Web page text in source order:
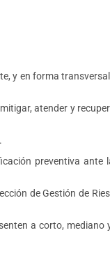
y en forma
atender y
preventiva ante
de Gestión de
a corto, mediano